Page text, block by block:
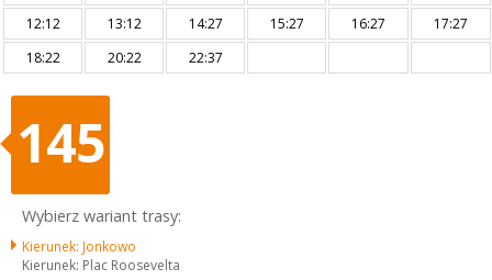
12:12
13:12 14:27 15:27 16:27
17:27
18:22
20:22 22:37
145
Wybierz wariant trasy:
Kierunek: Jonkowo
Kierunek: Plac Roosevelta